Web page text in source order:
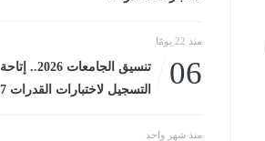
منذ 22 يومًا
06
تنسيق الجامعات 2026.. إتاحة
التسجيل لاختبارات القدرات 17 يوليو
منذ شهر واحد